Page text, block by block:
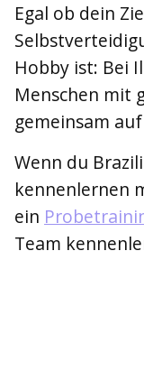
Egal ob dein
Hobby ist: Bei
Menschen mit
gemeinsam
Wenn du
kennenlernen
ein
Team